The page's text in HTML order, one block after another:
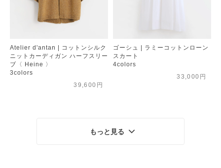
Atelier d'antan | コットンシルク
ニットカーディガン ハーフスリー
ブ〈 Heine 〉
3colors
39,600円
ゴーシュ | ラミーコットンローン
スカート
4colors
33,000円
もっと見る